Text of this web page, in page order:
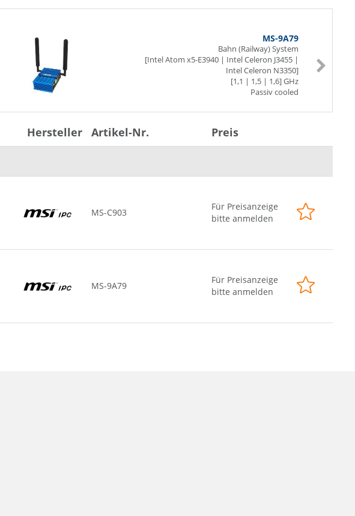
MS-9A79
Bahn (Railway) System
[Intel Atom x5-E3940 | Intel Celeron J3455 |
Intel Celeron N3350]
[1,1 | 1,5 | 1,6] GHz
Passiv cooled
2 x Display
2 x USB (Front page)
2 x USB (Back side)
12V
Hersteller Artikel-Nr. Preis
MS-C903
Für Preisanzeige
bitte anmelden
MS-9A79
Für Preisanzeige
bitte anmelden